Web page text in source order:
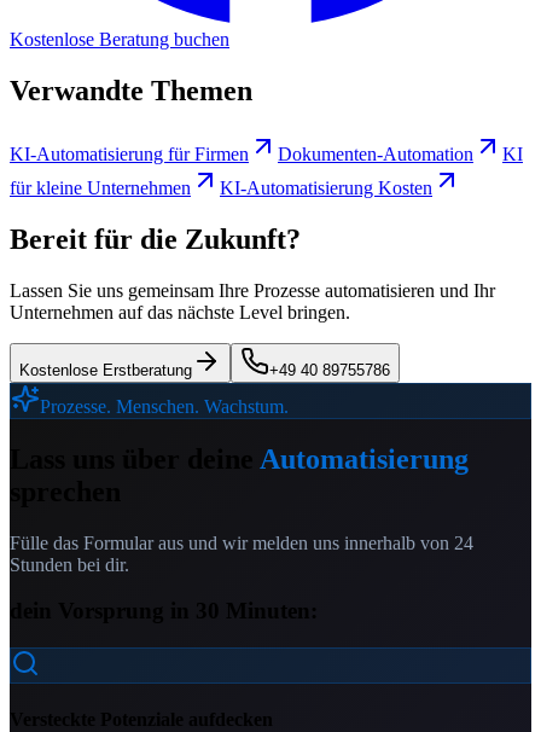
Kostenlose Beratung buchen
Verwandte Themen
KI-Automatisierung für Firmen Dokumenten-Automation
KI
für kleine Unternehmen
KI-Automatisierung Kosten
Bereit für die Zukunft?
Lassen Sie uns gemeinsam Ihre Prozesse automatisieren und Ihr
Unternehmen auf das nächste Level bringen.
Kostenlose Erstberatung +49 40 89755786
Prozesse. Menschen. Wachstum.
Automatisierung
Fülle das Formular aus und wir melden uns innerhalb von 24
Stunden bei dir.
dein Vorsprung in 30 Minuten:
Versteckte Potenziale aufdecken